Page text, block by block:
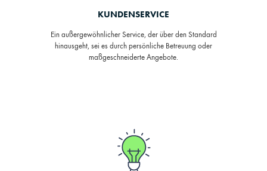
KUNDENSERVICE
Ein außergewöhnlicher Service, der über den Standard
hinausgeht, sei es durch persönliche Betreuung oder
maßgeschneiderte Angebote.